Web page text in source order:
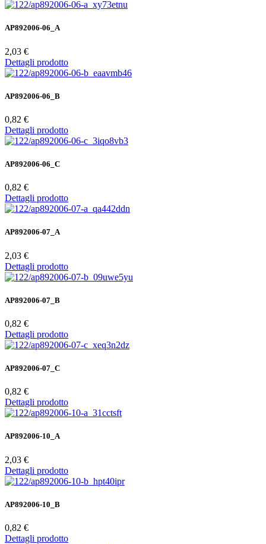
AP892006-06_A
2,03 €
Dettagli prodotto
AP892006-06_B
0,82 €
Dettagli prodotto
AP892006-06_C
0,82 €
Dettagli prodotto
AP892006-07_A
2,03 €
Dettagli prodotto
AP892006-07_B
0,82 €
Dettagli prodotto
AP892006-07_C
0,82 €
Dettagli prodotto
AP892006-10_A
2,03 €
Dettagli prodotto
AP892006-10_B
0,82 €
Dettagli prodotto